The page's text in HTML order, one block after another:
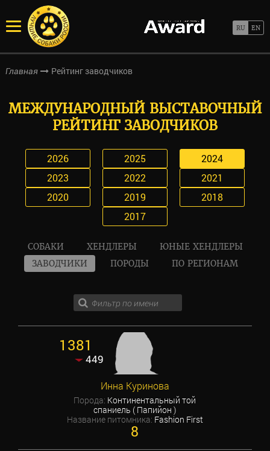
Главная Рейтинг заводчиков
МЕЖДУНАРОДНЫЙ ВЫСТАВОЧНЫЙ
РЕЙТИНГ ЗАВОДЧИКОВ
2026 2025
2024
2023
2022
2021
2020
2019
2018
2017
СОБАКИ ХЕНДЛЕРЫ
ЮНЫЕ ХЕНДЛЕРЫ
ЗАВОДЧИКИ
ПОРОДЫ ПО РЕГИОНАМ
1381
449
Инна Куринова
Порода: Континентальный той
спаниель ( Папийон )
Название питомника: Fashion First
8